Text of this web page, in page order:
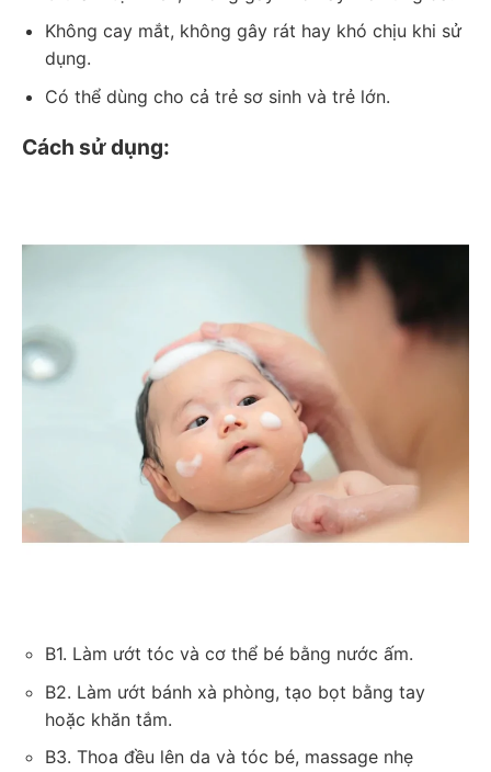
Không cay mắt, không gây rát hay khó chịu khi sử
dụng.
Có thể dùng cho cả trẻ sơ sinh và trẻ lớn.
Cách sử dụng:
B1. Làm ướt tóc và cơ thể bé bằng nước ấm.
B2. Làm ướt bánh xà phòng, tạo bọt bằng tay
hoặc khăn tắm.
B3. Thoa đều lên da và tóc bé, massage nhẹ